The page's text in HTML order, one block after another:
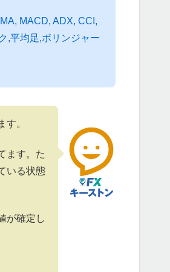
MACD, ADX, CCI,
,平均足,ボリンジャー
。
ます。た
いる状態
が確定し